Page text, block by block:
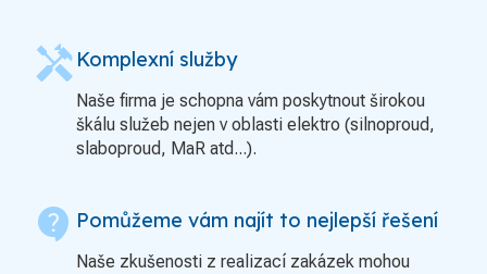
handyman Komplexní služby
Naše firma je schopna vám poskytnout širokou
škálu služeb nejen v oblasti elektro (silnoproud,
slaboproud, MaR atd...).
contact_support Pomůžeme vám najít to nejlepší řešení
Naše zkušenosti z realizací zakázek mohou